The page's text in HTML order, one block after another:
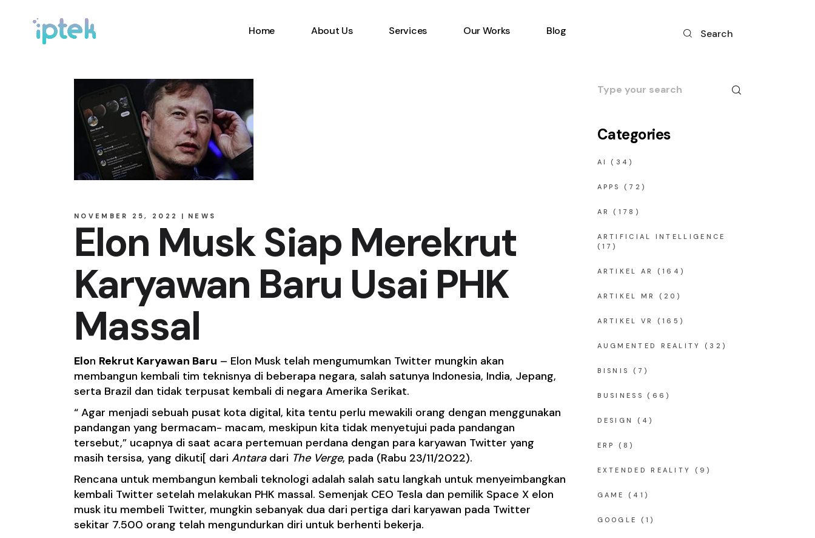
Home About Us Services Our Works Blog Search
NOVEMBER 25, 2022 NEWS
Elon Musk Siap Merekrut
Karyawan Baru Usai PHK
Massal
Elon Rekrut Karyawan Baru – Elon Musk telah mengumumkan Twitter mungkin akan
membangun kembali tim teknisnya di beberapa negara, salah satunya Indonesia, India, Jepang,
serta Brazil dan tidak terpusat kembali di negara Amerika Serikat.
“ Agar menjadi sebuah pusat kota digital, kita tentu perlu mewakili orang dengan menggunakan
pandangan yang bermacam- macam, meskipun kita tidak menyetujui pada pandangan
tersebut,” ucapnya di saat acara pertemuan perdana dengan para karyawan Twitter yang
masih tersisa, yang dikuti[ dari Antaradari The Verge, pada (Rabu 23/11/2022).
Rencana untuk membangun kembali teknologi adalah salah satu langkah untuk menyeimbangkan
kembali Twitter setelah melakukan PHK massal. Semenjak CEO Tesla dan pemilik Space X elon
musk itu membeli Twitter, mungkin sebanyak dua dari pertiga dari karyawan pada Twitter
sekitar 7.500 orang telah mengundurkan diri untuk berhenti bekerja.
Search
for:
Categories
AI (34)
APPS (72)
AR (178)
ARTIFICIAL INTELLIGENCE
(17)
ARTIKEL AR (164)
ARTIKEL MR (20)
ARTIKEL VR (165)
AUGMENTED REALITY (32)
BISNIS (7)
BUSINESS (66)
DESIGN (4)
ERP (8)
EXTENDED REALITY (9)
GAME (41)
GOOGLE (1)